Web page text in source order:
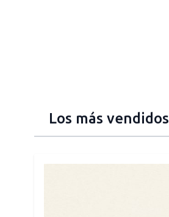
Los más vendidos